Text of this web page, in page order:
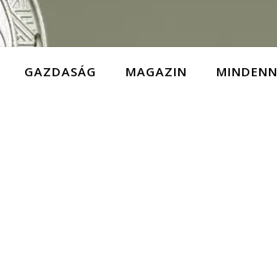
GAZDASÁG MAGAZIN